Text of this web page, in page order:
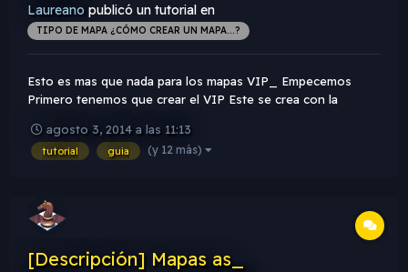
Laureano publicó un tutorial en
TIPO DE MAPA ¿CÓMO CREAR UN MAPA...?
Esto es mas que nada para los mapas VIP_ Empecemos
Primero tenemos que crear el VIP Este se crea con la
(Seleccionamos el "Spawn" y damos alt+enter) es el yaw
(Esto sirve para señalar hacia adonde va a estar mira...
agosto 3, 2014 a las 11:13
tutorial guia (y 12 más)
[Descripción] Mapas as_